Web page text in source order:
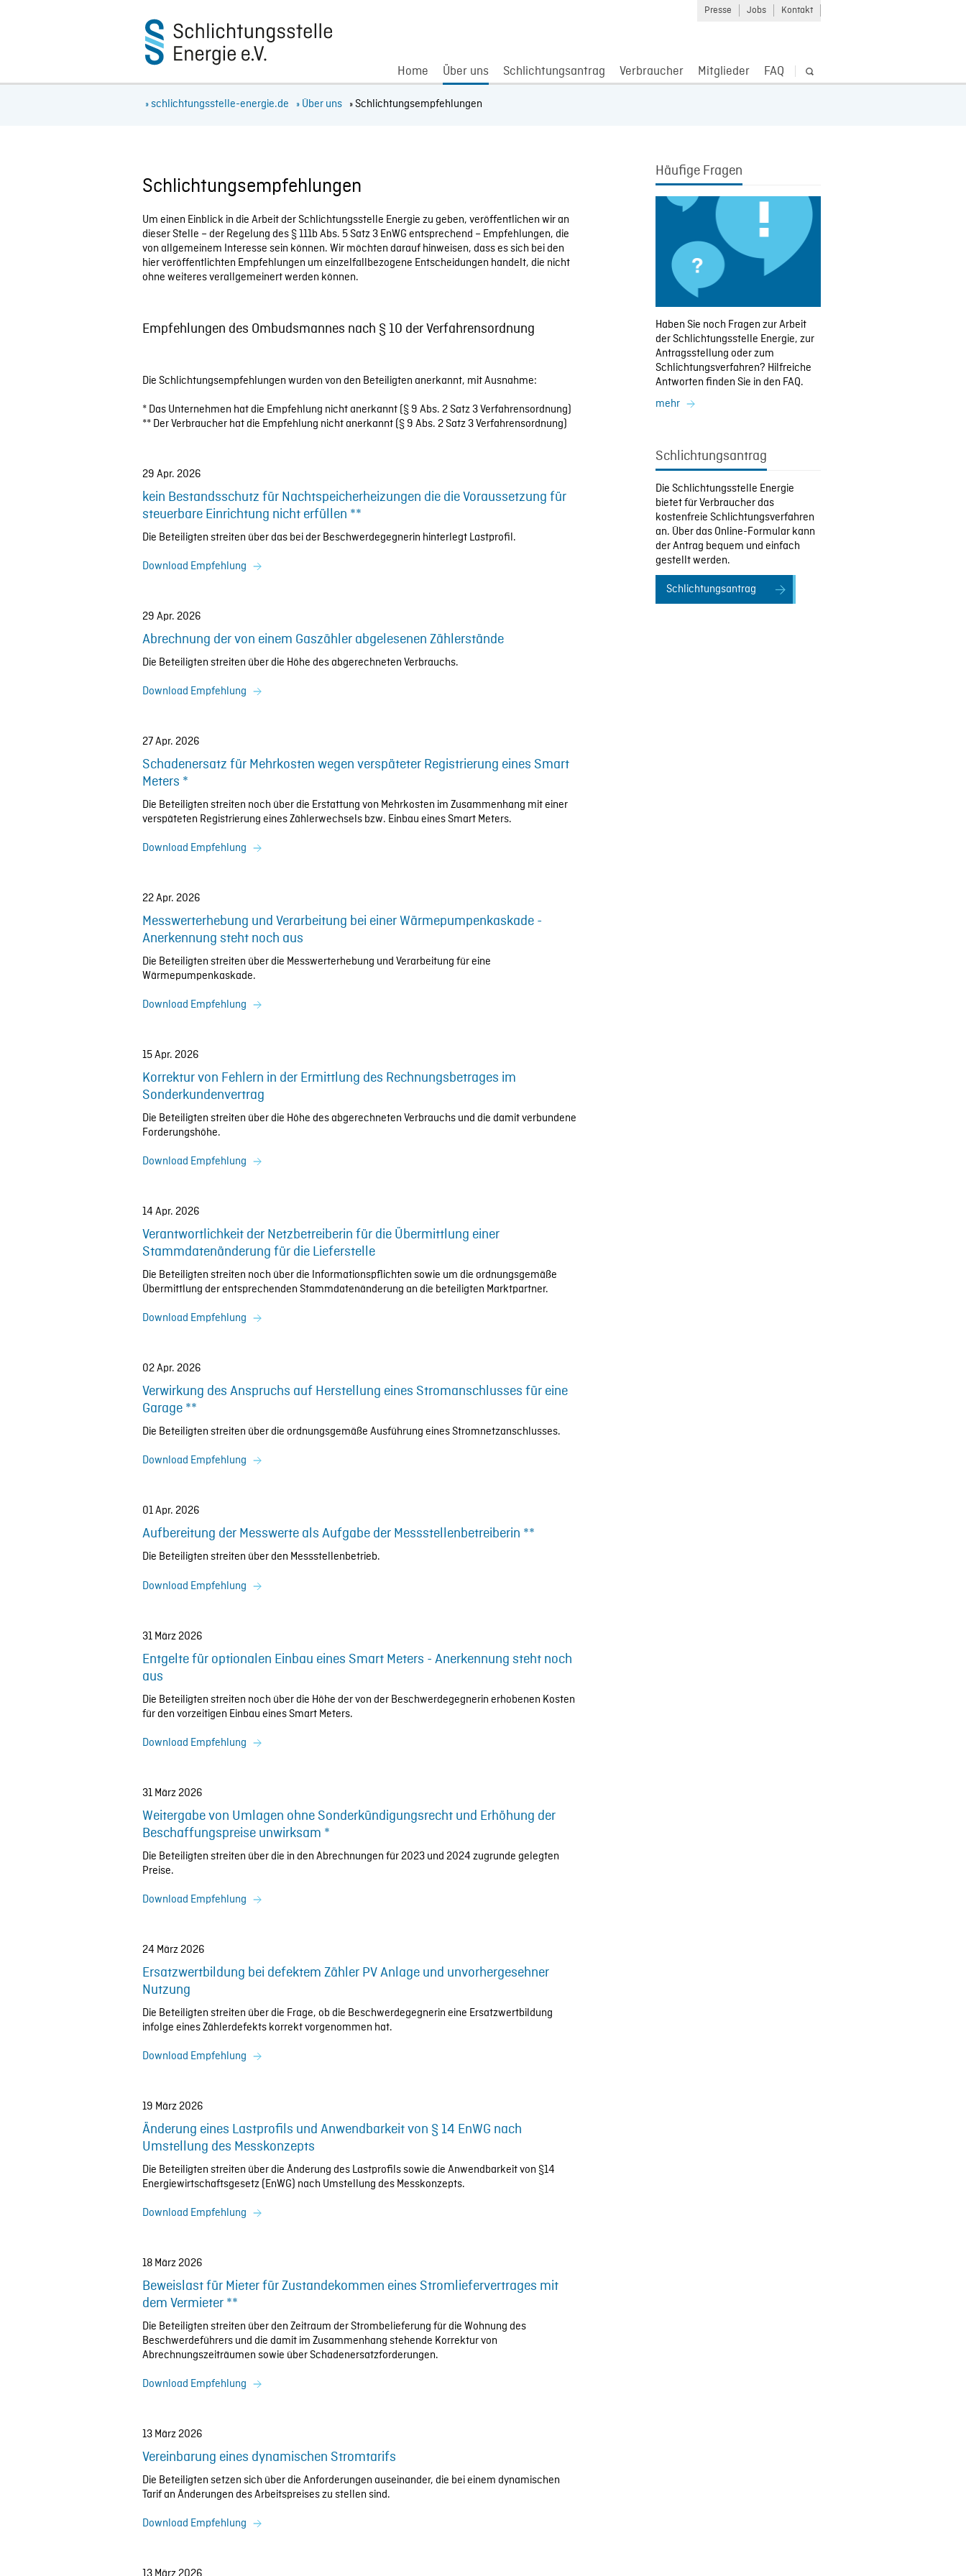
Presse Jobs Kontakt
Home Über uns Schlichtungsantrag Verbraucher Mitglieder FAQ
» schlichtungsstelle-energie.de » Über uns » Schlichtungsempfehlungen
Schlichtungsempfehlungen
Um einen Einblick in die Arbeit der Schlichtungsstelle Energie zu geben, veröffentlichen wir an
dieser Stelle – der Regelung des § 111b Abs. 5 Satz 3 EnWG entsprechend – Empfehlungen, die
von allgemeinem Interesse sein können. Wir möchten darauf hinweisen, dass es sich bei den
hier veröffentlichten Empfehlungen um einzelfallbezogene Entscheidungen handelt, die nicht
ohne weiteres verallgemeinert werden können.
Empfehlungen des Ombudsmannes nach § 10 der Verfahrensordnung
Die Schlichtungsempfehlungen wurden von den Beteiligten anerkannt, mit Ausnahme:
* Das Unternehmen hat die Empfehlung nicht anerkannt (§ 9 Abs. 2 Satz 3 Verfahrensordnung)
** Der Verbraucher hat die Empfehlung nicht anerkannt (§ 9 Abs. 2 Satz 3 Verfahrensordnung)
29 Apr. 2026
kein Bestandsschutz für Nachtspeicherheizungen die die Voraussetzung für
steuerbare Einrichtung nicht erfüllen **
Die Beteiligten streiten über das bei der Beschwerdegegnerin hinterlegt Lastprofil.
Download Empfehlung
29 Apr. 2026
Abrechnung der von einem Gaszähler abgelesenen Zählerstände
Die Beteiligten streiten über die Höhe des abgerechneten Verbrauchs.
Download Empfehlung
27 Apr. 2026
Schadenersatz für Mehrkosten wegen verspäteter Registrierung eines Smart
Meters *
Die Beteiligten streiten noch über die Erstattung von Mehrkosten im Zusammenhang mit einer
verspäteten Registrierung eines Zählerwechsels bzw. Einbau eines Smart Meters.
Download Empfehlung
22 Apr. 2026
Messwerterhebung und Verarbeitung bei einer Wärmepumpenkaskade -
Anerkennung steht noch aus
Die Beteiligten streiten über die Messwerterhebung und Verarbeitung für eine
Wärmepumpenkaskade.
Download Empfehlung
15 Apr. 2026
Korrektur von Fehlern in der Ermittlung des Rechnungsbetrages im
Sonderkundenvertrag
Die Beteiligten streiten über die Höhe des abgerechneten Verbrauchs und die damit verbundene
Forderungshöhe.
Download Empfehlung
14 Apr. 2026
Verantwortlichkeit der Netzbetreiberin für die Übermittlung einer
Stammdatenänderung für die Lieferstelle
Die Beteiligten streiten noch über die Informationspflichten sowie um die ordnungsgemäße
Übermittlung der entsprechenden Stammdatenänderung an die beteiligten Marktpartner.
Download Empfehlung
02 Apr. 2026
Verwirkung des Anspruchs auf Herstellung eines Stromanschlusses für eine
Garage **
Die Beteiligten streiten über die ordnungsgemäße Ausführung eines Stromnetzanschlusses.
Download Empfehlung
01 Apr. 2026
Aufbereitung der Messwerte als Aufgabe der Messstellenbetreiberin **
Die Beteiligten streiten über den Messstellenbetrieb.
Download Empfehlung
31 März 2026
Entgelte für optionalen Einbau eines Smart Meters - Anerkennung steht noch
aus
Die Beteiligten streiten noch über die Höhe der von der Beschwerdegegnerin erhobenen Kosten
für den vorzeitigen Einbau eines Smart Meters.
Download Empfehlung
31 März 2026
Weitergabe von Umlagen ohne Sonderkündigungsrecht und Erhöhung der
Beschaffungspreise unwirksam *
Die Beteiligten streiten über die in den Abrechnungen für 2023 und 2024 zugrunde gelegten
Preise.
Download Empfehlung
24 März 2026
Ersatzwertbildung bei defektem Zähler PV Anlage und unvorhergesehner
Nutzung
Die Beteiligten streiten über die Frage, ob die Beschwerdegegnerin eine Ersatzwertbildung
infolge eines Zählerdefekts korrekt vorgenommen hat.
Download Empfehlung
19 März 2026
Änderung eines Lastprofils und Anwendbarkeit von § 14 EnWG nach
Umstellung des Messkonzepts
Die Beteiligten streiten über die Änderung des Lastprofils sowie die Anwendbarkeit von §14
Energiewirtschaftsgesetz (EnWG) nach Umstellung des Messkonzepts.
Download Empfehlung
18 März 2026
Beweislast für Mieter für Zustandekommen eines Stromliefervertrages mit
dem Vermieter **
Die Beteiligten streiten über den Zeitraum der Strombelieferung für die Wohnung des
Beschwerdeführers und die damit im Zusammenhang stehende Korrektur von
Abrechnungszeiträumen sowie über Schadenersatzforderungen.
Download Empfehlung
13 März 2026
Vereinbarung eines dynamischen Stromtarifs
Die Beteiligten setzen sich über die Anforderungen auseinander, die bei einem dynamischen
Tarif an Änderungen des Arbeitspreises zu stellen sind.
Download Empfehlung
Häufige Fragen
Haben Sie noch Fragen zur Arbeit
der Schlichtungsstelle Energie, zur
Antragsstellung oder zum
Schlichtungsverfahren? Hilfreiche
Antworten finden Sie in den FAQ.
mehr
Schlichtungsantrag
Die Schlichtungsstelle Energie
bietet für Verbraucher das
kostenfreie Schlichtungsverfahren
an. Über das Online-Formular kann
der Antrag bequem und einfach
gestellt werden.
Schlichtungsantrag